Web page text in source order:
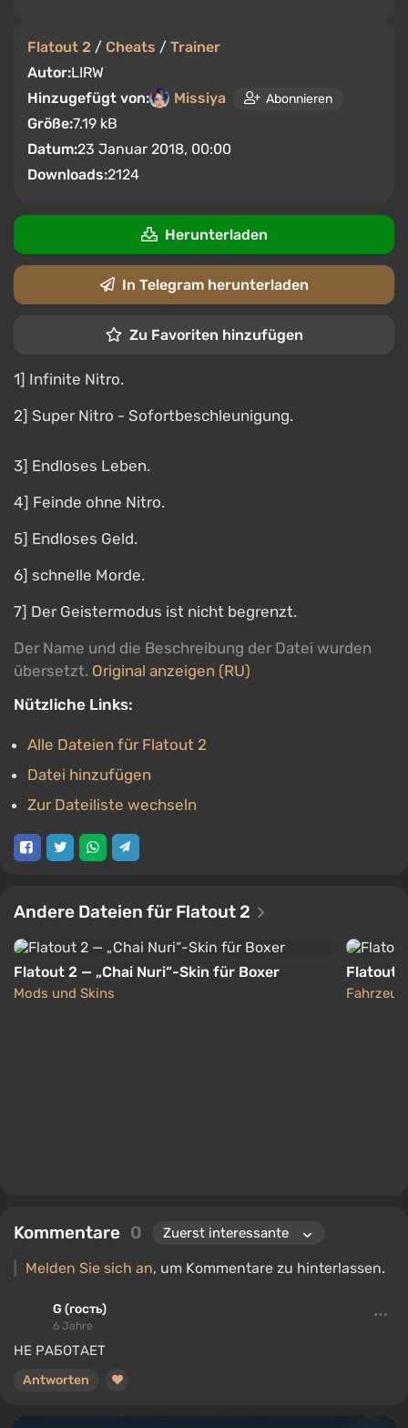
Flatout 2 / Cheats / Trainer
Autor:LIRW
Hinzugefügt von:
Missiya Abonnieren
Größe:7.19 kB
Datum:23 Januar 2018, 00:00
Downloads:2124
Herunterladen
In Telegram herunterladen
Zu Favoriten hinzufügen
1] Infinite Nitro.
2] Super Nitro - Sofortbeschleunigung.
3] Endloses Leben.
4] Feinde ohne Nitro.
5] Endloses Geld.
6] schnelle Morde.
7] Der Geistermodus ist nicht begrenzt.
Der Name und die Beschreibung der Datei wurden
übersetzt. Original anzeigen (RU)
Nützliche Links:
Alle Dateien für Flatout 2
Datei hinzufügen
Zur Dateiliste wechseln
Andere Dateien für Flatout 2
Flatout 2 — „Chai Nuri“-Skin für Boxer
Mods und Skins
Flatout
Kommentare 0
Melden Sie sich an, um Kommentare zu hinterlassen.
G (гость)
6 Jahre
НЕ РАБОТАЕТ
Antworten